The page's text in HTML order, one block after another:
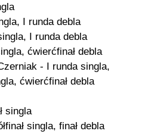
I runda debla
I runda debla
ćwierćfinał debla
- I runda singla,
ćwierćfinał debla
singla
singla, finał debla